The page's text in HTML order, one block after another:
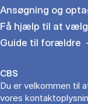
Ansøgning og
Få hjælp til at
Guide til forældre
CBS
Du er velkommen til
vores